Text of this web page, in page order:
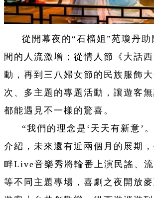
從開幕夜的“石榴姐”苑瓊丹助
間的人流激增；從情人節《大話
動，再到三八婦女節的民族服飾
次、多主題的專題活動，讓遊客無
都能遇見不一樣的驚喜。
“我們的理念是‘天天有新意’
介紹，未來還有近兩個月的展期
畔Live音樂秀將輪番上演民謠、
等不同主題專場，喜劇之夜開放